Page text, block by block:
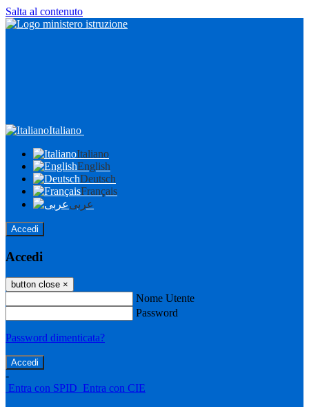
Salta al contenuto
Italiano
Italiano
English
Deutsch
Français
عربى
Accedi
Accedi
button close ×
Nome Utente
Password
Password dimenticata?
-
Entra con SPID Entra con CIE